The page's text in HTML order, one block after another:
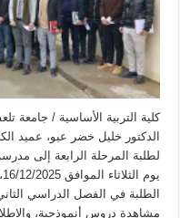
كلية التربية الأساسية / جامعة
الدكتور خليل خضر عبو، عميد
لطلبة المرحلة الرابعة إلى
مشاهدة دروس أنموذجية،